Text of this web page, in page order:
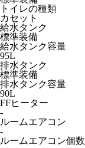
トイレの種類
カセット
給水タンク
標準装備
給水タンク容量
95L
排水タンク
標準装備
排水タンク容量
90L
FFヒーター
-
ルームエアコン
-
ルームエアコン個数